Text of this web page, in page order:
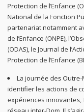
Protection de l’Enfance
National de la Fonction
partenariat notamment
de l’Enfance (ONPE),
(ODAS), le Journal de
Protection de l’Enfance
La journée des
identifier les actions de
expériences